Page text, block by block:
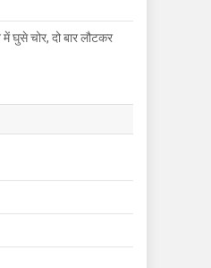
घुसे चोर, दो बार लौटकर